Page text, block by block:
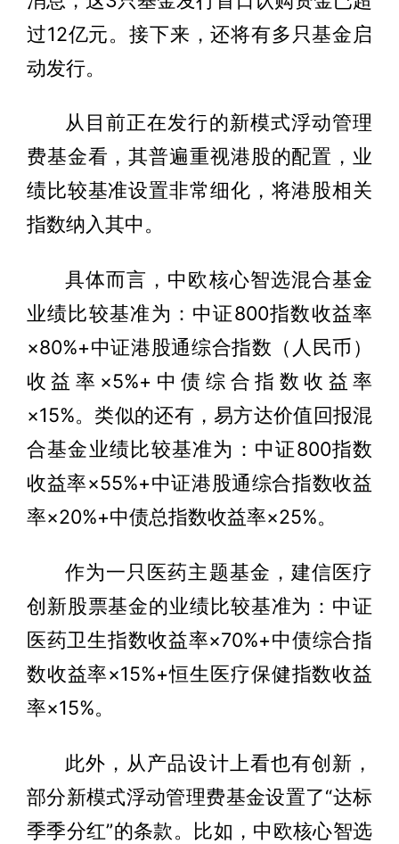
过12亿元。接下来，还将有多只基金启
动发行。
从目前正在发行的新模式浮动管理
费基金看，其普遍重视港股的配置，业
绩比较基准设置非常细化，将港股相关
指数纳入其中。
具体而言，中欧核心智选混合基金
业绩比较基准为：中证800指数收益率
×80%+中证港股通综合指数（人民币）
收益率×5%+中债综合指数收益率
×15%。类似的还有，易方达价值回报混
合基金业绩比较基准为：中证800指数
收益率×55%+中证港股通综合指数收益
率×20%+中债总指数收益率×25%。
作为一只医药主题基金，建信医疗
创新股票基金的业绩比较基准为：中证
医药卫生指数收益率×70%+中债综合指
数收益率×15%+恒生医疗保健指数收益
率×15%。
此外，从产品设计上看也有创新，
部分新模式浮动管理费基金设置了“达标
季季分红”的条款。比如，中欧核心智选